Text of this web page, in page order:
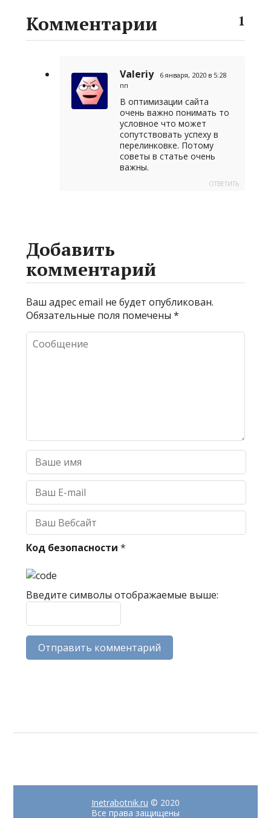
Комментарии 1
Valeriy
6 января, 2020 в 5:28
пп
В оптимизации сайта
очень важно понимать то
условное что может
сопутствовать успеху в
перелинковке. Потому
советы в статье очень
важны.
ОТВЕТИТЬ
Добавить
комментарий
Ваш адрес email не будет опубликован.
Обязательные поля помечены *
Код безопасности *
Введите символы отображаемые выше:
Inetrabotnik.ru © 2020
Все права защищены